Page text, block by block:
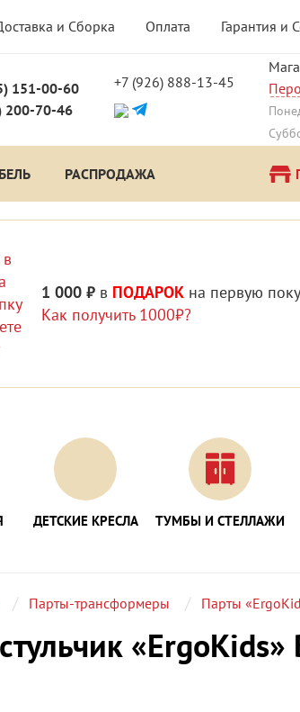
и Сборка Оплата Гарантия и
151-00-60
200-70-46
+7 (926) 888-13-45
РАСПРОДАЖА
1 000 ₽ в ПОДАРОК на первую
Как получить 1000₽?
ДЕТСКИЕ КРЕСЛА ТУМБЫ И СТЕЛЛАЖИ
Парты-трансформеры Парты